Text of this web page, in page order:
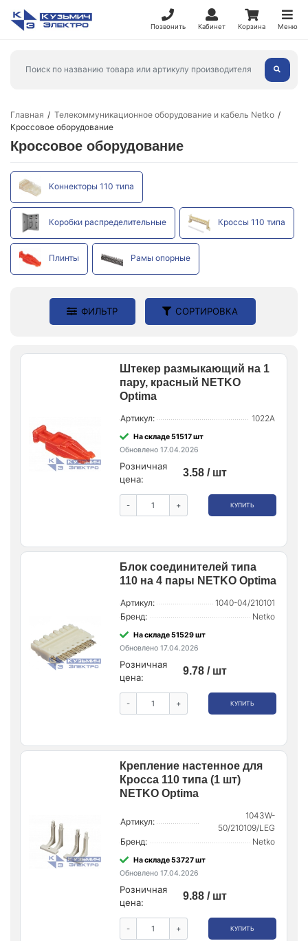
Позвонить Кабинет Корзина Меню
Главная
Телекоммуникационное оборудование и кабель Netko
Кроссовое оборудование
Кроссовое оборудование
Коннекторы 110 типа
Коробки распределительные Кроссы 110 типа
Плинты Рамы опорные
ФИЛЬТР СОРТИРОВКА
Штекер размыкающий на 1
пару, красный NETKO
Optima
Артикул: 1022A
На складе 51517 шт
Обновлено 17.04.2026
Розничная
цена:
3.58 / шт
- + КУПИТЬ
Блок соединителей типа
110 на 4 пары NETKO Optima
Артикул:
1040-04/210101
Бренд:
Netko
На складе 51529 шт
Обновлено 17.04.2026
Розничная
цена:
9.78 / шт
- + КУПИТЬ
Крепление настенное для
Кросса 110 типа (1 шт)
NETKO Optima
Артикул:
1043W-
50/210109/LEG
Бренд:
Netko
На складе 53727 шт
Обновлено 17.04.2026
Розничная
цена:
9.88 / шт
- + КУПИТЬ